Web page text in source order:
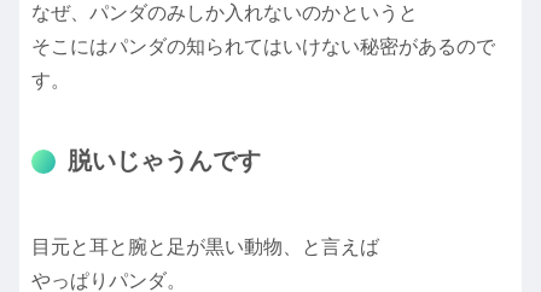
なぜ、パンダのみしか入れないのかというと
そこにはパンダの知られてはいけない秘密があるので
す。
脱いじゃうんです
目元と耳と腕と足が黒い動物、と言えば
やっぱりパンダ。